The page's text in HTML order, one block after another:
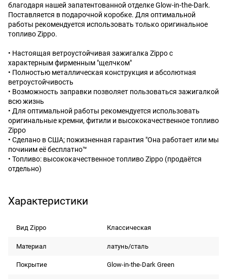
благодаря нашей запатентованной отделке Glow-in-the-Dark.
Поставляется в подарочной коробке. Для оптимальной
работы рекомендуется использовать только оригинальное
топливо Zippo.
• Настоящая ветроустойчивая зажигалка Zippo с
характерным фирменным "щелчком"
• Полностью металлическая конструкция и абсолютная
ветроустойчивость
• Возможность заправки позволяет пользоваться зажигалкой
всю жизнь
• Для оптимальной работы рекомендуется использовать
оригинальные кремни, фитили и высококачественное топливо
Zippo
• Сделано в США; пожизненная гарантия "Она работает или мы
починим её бесплатно™
• Топливо: высококачественное топливо Zippo (продаётся
отдельно)
Характеристики
Вид Zippo Классическая
Материал латунь/сталь
Покрытие Glow-in-the-Dark Green